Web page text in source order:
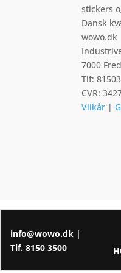
stickers
Dansk
wowo.dk
7000
Tlf:
CVR:
Vilkår |
info@wowo.dk|
Tlf. 8150 3500